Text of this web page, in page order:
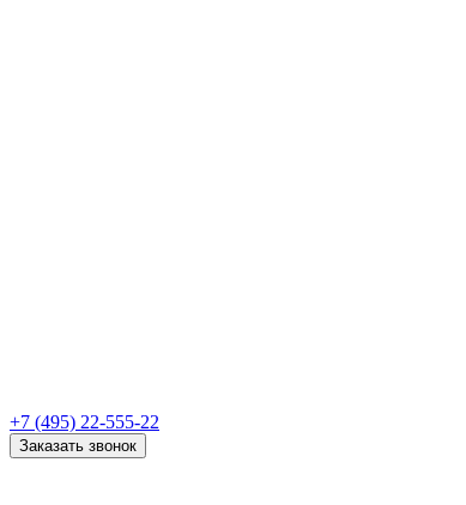
+7 (495) 22-555-22
Заказать звонок